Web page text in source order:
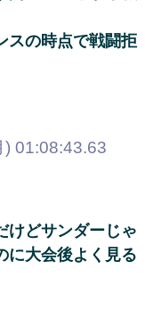
スの時点で戦闘拒
01:08:43.63
けどサンダーじゃ
に大会後よく見る